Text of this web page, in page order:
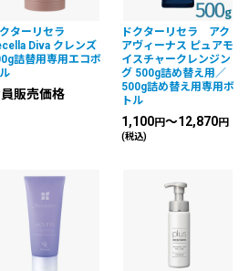
ターリセラ
Diva クレンズ
詰替用専用エコボ
販売価格
ドクターリセラ アク
アヴィーナス ピュアモ
イスチャークレンジン
グ 500g詰め替え用／
500g詰め替え用専用ボ
トル
1,100円～12,870円
(税込)